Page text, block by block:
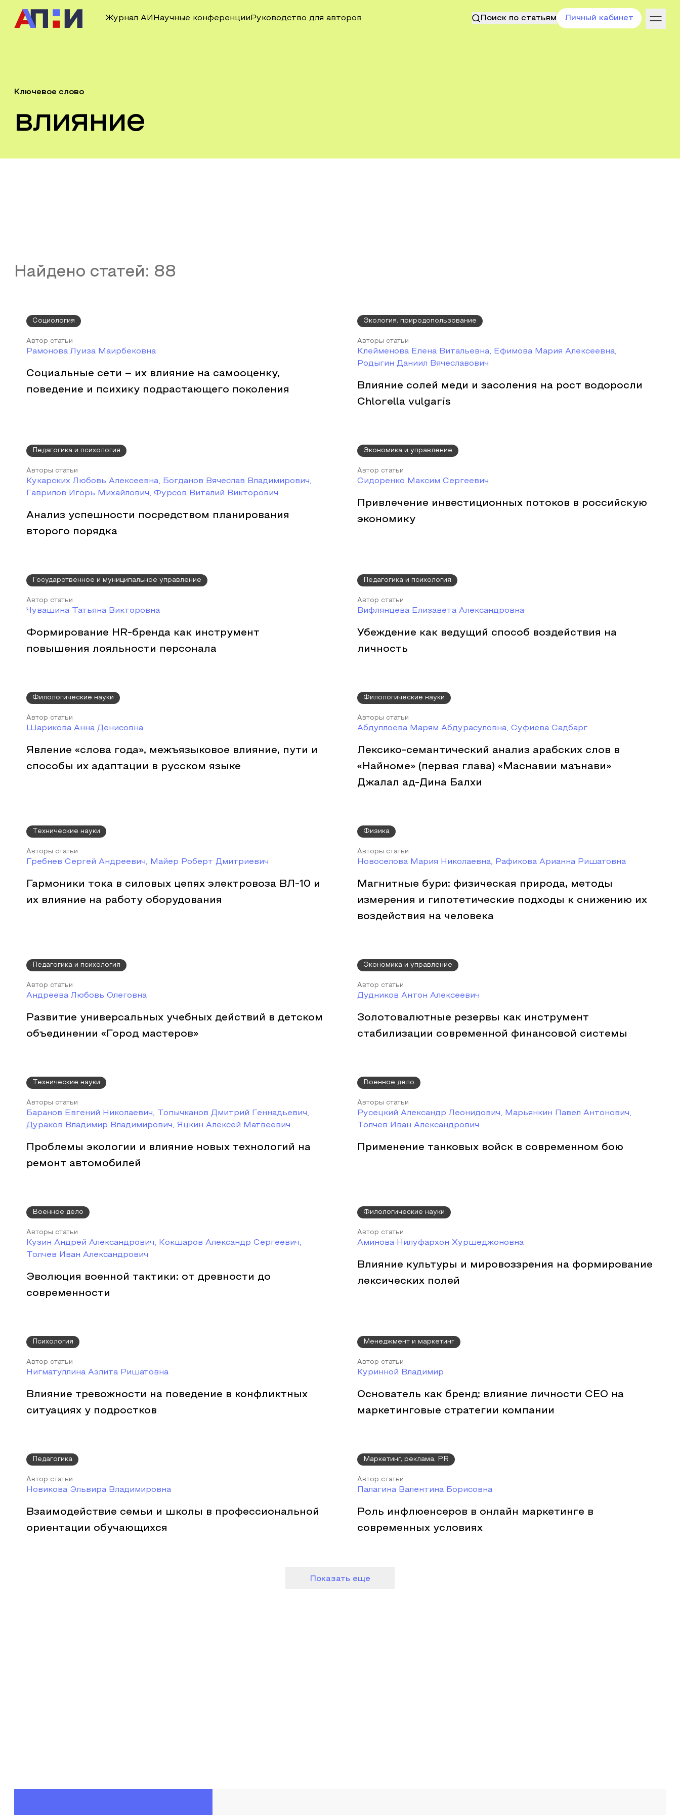
Журнал АИ Научные конференции Руководство для авторов Поиск по статьям Личный кабинет
Ключевое слово
влияние
Найдено статей: 88
Социология
Автор статьи
Рамонова Луиза Маирбековна
Социальные сети – их влияние на самооценку,
поведение и психику подрастающего поколения
Экология, природопользование
Авторы статьи
Клейменова Елена Витальевна, Ефимова Мария Алексеевна,
Родыгин Даниил Вячеславович
Влияние солей меди и засоления на рост водоросли
Chlorella vulgaris
Педагогика и психология
Авторы статьи
Кукарских Любовь Алексеевна, Богданов Вячеслав Владимирович,
Гаврилов Игорь Михайлович, Фурсов Виталий Викторович
Анализ успешности посредством планирования
второго порядка
Экономика и управление
Автор статьи
Сидоренко Максим Сергеевич
Привлечение инвестиционных потоков в российскую
экономику
Государственное и муниципальное управление
Автор статьи
Чувашина Татьяна Викторовна
Формирование HR-бренда как инструмент
повышения лояльности персонала
Педагогика и психология
Автор статьи
Вифлянцева Елизавета Александровна
Убеждение как ведущий способ воздействия на
личность
Филологические науки
Автор статьи
Шарикова Анна Денисовна
Явление «слова года», межъязыковое влияние, пути и
способы их адаптации в русском языке
Филологические науки
Авторы статьи
Абдуллоева Марям Абдурасуловна, Суфиева Садбарг
Лексико-семантический анализ арабских слов в
«Найноме» (первая глава) «Маснавии маънави»
Джалал ад-Дина Балхи
Технические науки
Авторы статьи
Гребнев Сергей Андреевич, Майер Роберт Дмитриевич
Гармоники тока в силовых цепях электровоза ВЛ-10 и
их влияние на работу оборудования
Физика
Авторы статьи
Новоселова Мария Николаевна, Рафикова Арианна Ришатовна
Магнитные бури: физическая природа, методы
измерения и гипотетические подходы к снижению их
воздействия на человека
Педагогика и психология
Автор статьи
Андреева Любовь Олеговна
Развитие универсальных учебных действий в детском
объединении «Город мастеров»
Экономика и управление
Автор статьи
Дудников Антон Алексеевич
Золотовалютные резервы как инструмент
стабилизации современной финансовой системы
Технические науки
Авторы статьи
Баранов Евгений Николаевич, Топычканов Дмитрий Геннадьевич,
Дураков Владимир Владимирович, Яцкин Алексей Матвеевич
Проблемы экологии и влияние новых технологий на
ремонт автомобилей
Военное дело
Авторы статьи
Русецкий Александр Леонидович, Марьянкин Павел Антонович,
Толчев Иван Александрович
Применение танковых войск в современном бою
Военное дело
Авторы статьи
Кузин Андрей Александрович, Кокшаров Александр Сергеевич,
Толчев Иван Александрович
Эволюция военной тактики: от древности до
современности
Филологические науки
Автор статьи
Аминова Нилуфархон Хуршеджоновна
Влияние культуры и мировоззрения на формирование
лексических полей
Психология
Автор статьи
Нигматуллина Аэлита Ришатовна
Влияние тревожности на поведение в конфликтных
ситуациях у подростков
Менеджмент и маркетинг
Автор статьи
Куринной Владимир
Основатель как бренд: влияние личности CEO на
маркетинговые стратегии компании
Педагогика
Автор статьи
Новикова Эльвира Владимировна
Взаимодействие семьи и школы в профессиональной
ориентации обучающихся
Маркетинг, реклама, PR
Автор статьи
Палагина Валентина Борисовна
Роль инфлюенсеров в онлайн маркетинге в
современных условиях
Показать еще